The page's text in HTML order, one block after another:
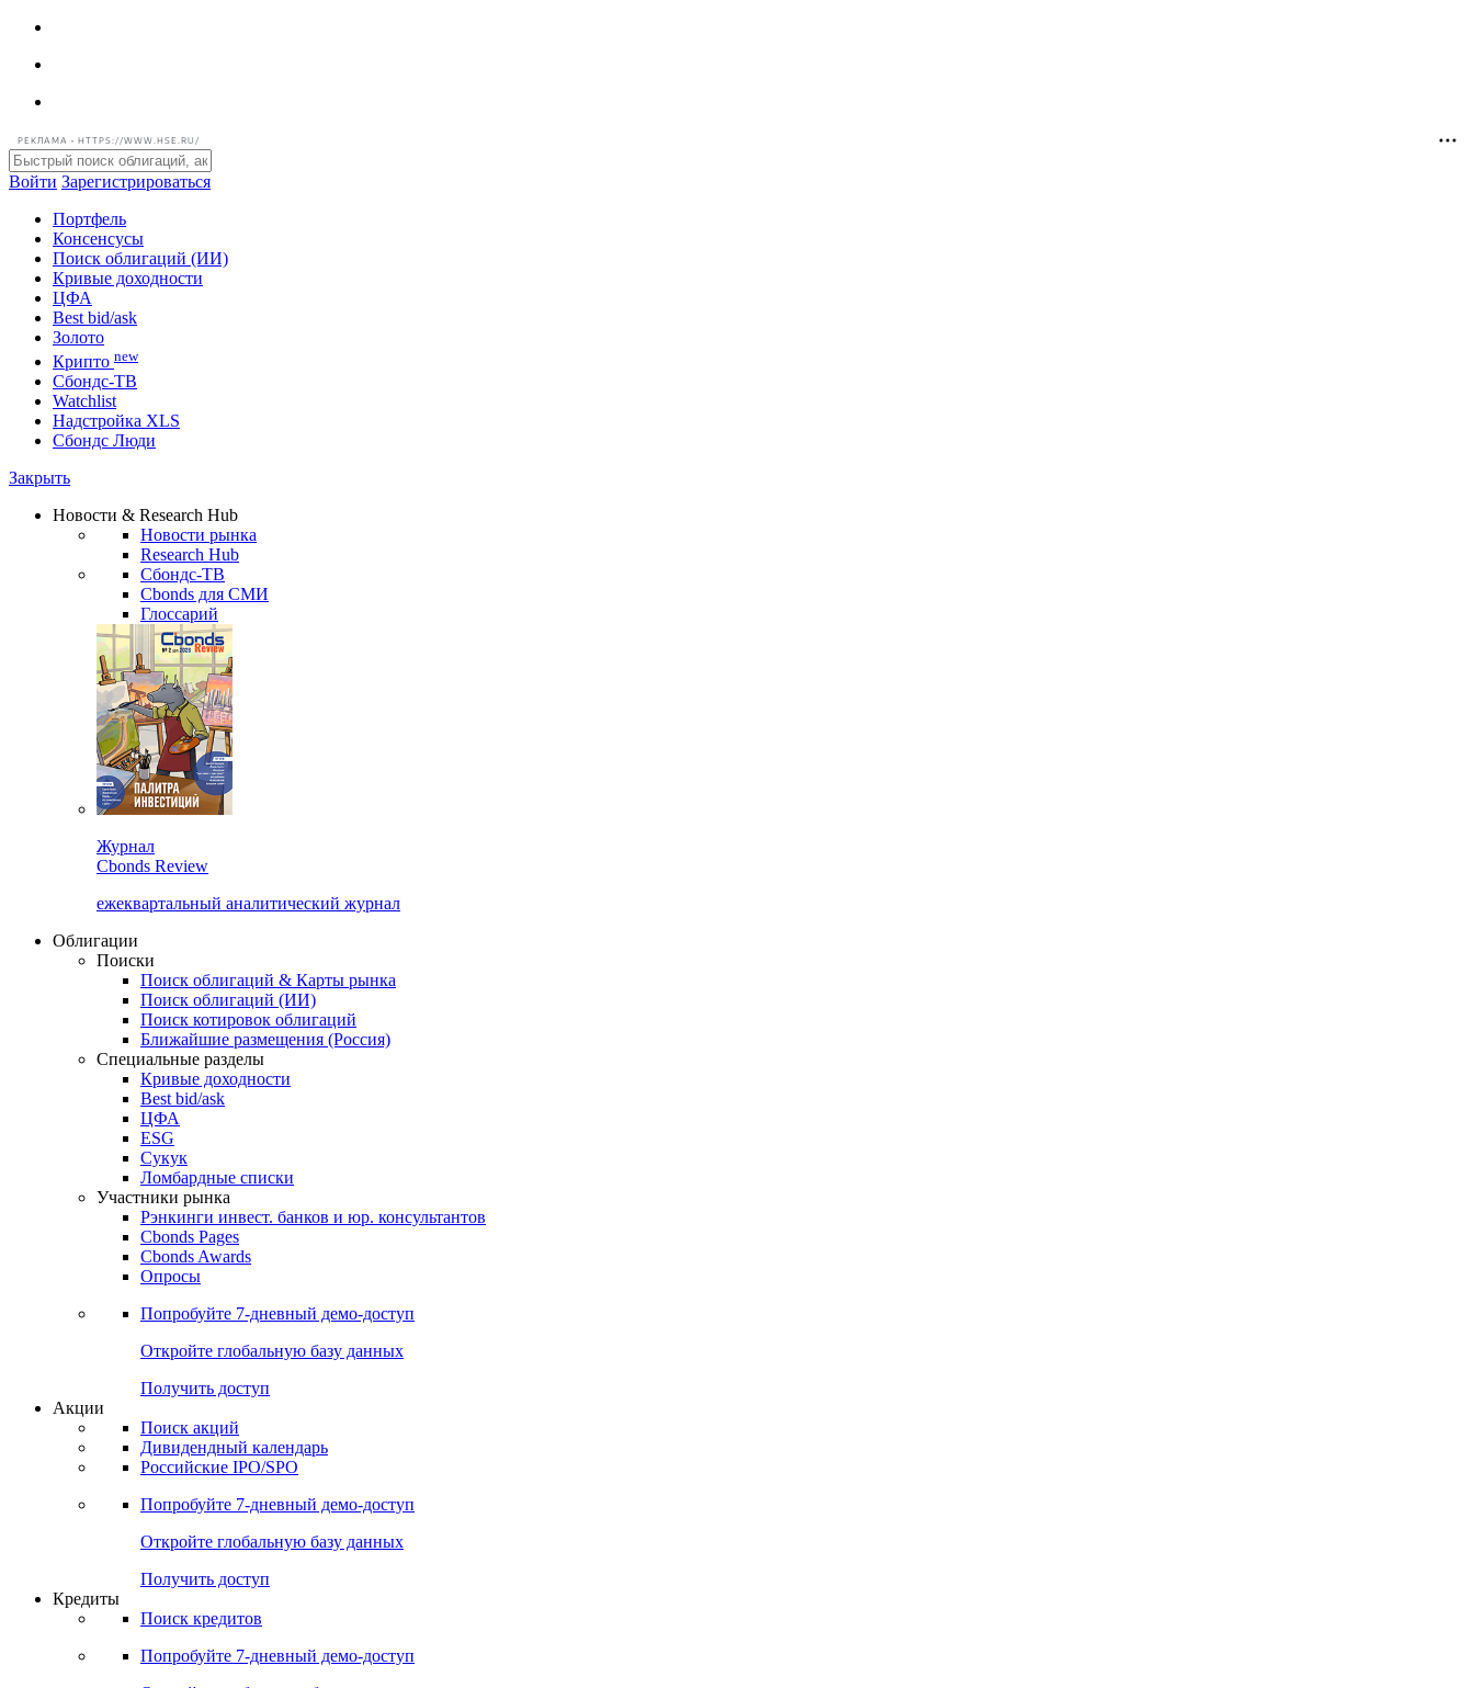
РЕКЛАМА • HTTPS://WWW.HSE.RU/
Войти Зарегистрироваться
Портфель
Консенсусы
Поиск облигаций (ИИ)
Кривые доходности
ЦФА
Best bid/ask
Золото
Криптоnew
Сбондс-ТВ
Надстройка XLS
Сбондс Люди
Новости & Research Hub
Новости рынка
Research Hub
Сбондс-ТВ
Cbonds для СМИ
Глоссарий
Журнал
Cbonds Review
ежеквартальный аналитический журнал
Облигации
Поиски
Поиск облигаций & Карты рынка
Поиск облигаций (ИИ)
Поиск котировок облигаций
Ближайшие размещения (Россия)
Специальные разделы
Кривые доходности
Best bid/ask
ЦФА
ESG
Сукук
Ломбардные списки
Участники рынка
Рэнкинги инвест. банков и юр. консультантов
Cbonds Pages
Cbonds Awards
Опросы
Попробуйте7-дневный
Откройте глобальную базу данных
Получить доступ
Акции
Поиск акций
Дивидендный календарь
Российские IPO/SPO
Попробуйте7-дневный
Откройте глобальную базу данных
Получить доступ
Кредиты